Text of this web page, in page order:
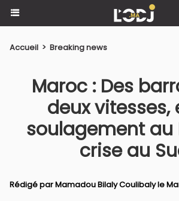
Accueil > Breaking news
Maroc : Des
deux vitesses,
soulagement au
crise au
Rédigé parMamadou Bilaly Coulibalyle